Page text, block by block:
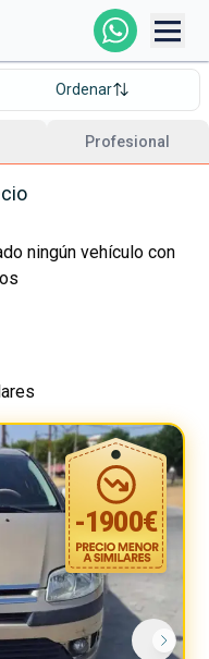
Ordenar
Profesional
ningún vehículo con
-1900€